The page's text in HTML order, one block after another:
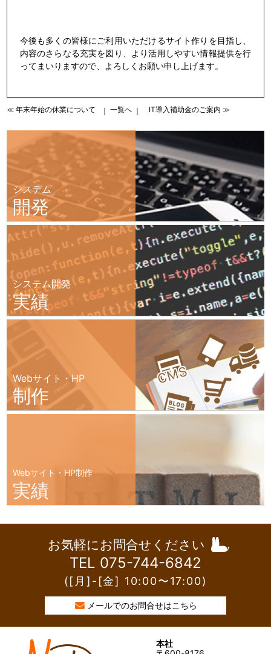
今後も多くの皆様にご利用いただけるサイト作りを目指し、
内容のさらなる充実を図り、より活用しやすい情報提供を行
ってまいりますので、よろしくお願い申し上げます。
≪ 年末年始の休業について ｜一覧へ ｜ IT導入補助金のご案内 ≫
システム
開発
システム開発
実績
Webサイト・HP
制作
Webサイト・HP制作
実績
お気軽にお問合せください
TEL 075-744-6842
([月]-[金] 10:00〜17:00)
メールでのお問合せはこちら
本社